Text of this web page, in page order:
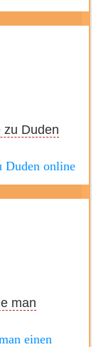
zu Duden
Duden online
man
einen